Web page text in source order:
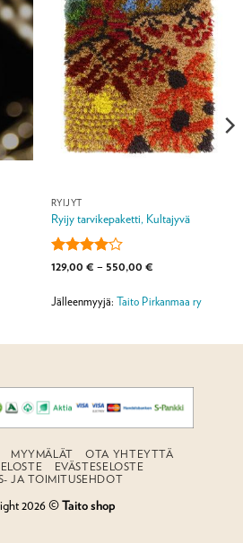
RYIJYT
Ryijy tarvikepaketti, Kultajyvä
Arvostelu
4 / 5
129,00 € – 550,00 €Hintaluokka:
550,00 €
Jälleenmyyjä: Taito Pirkanmaa ry
MYYMÄLÄT
OTA YHTEYTTÄ
EVÄSTESELOSTE
JA TOIMITUSEHDOT
2026 ©Taito shop